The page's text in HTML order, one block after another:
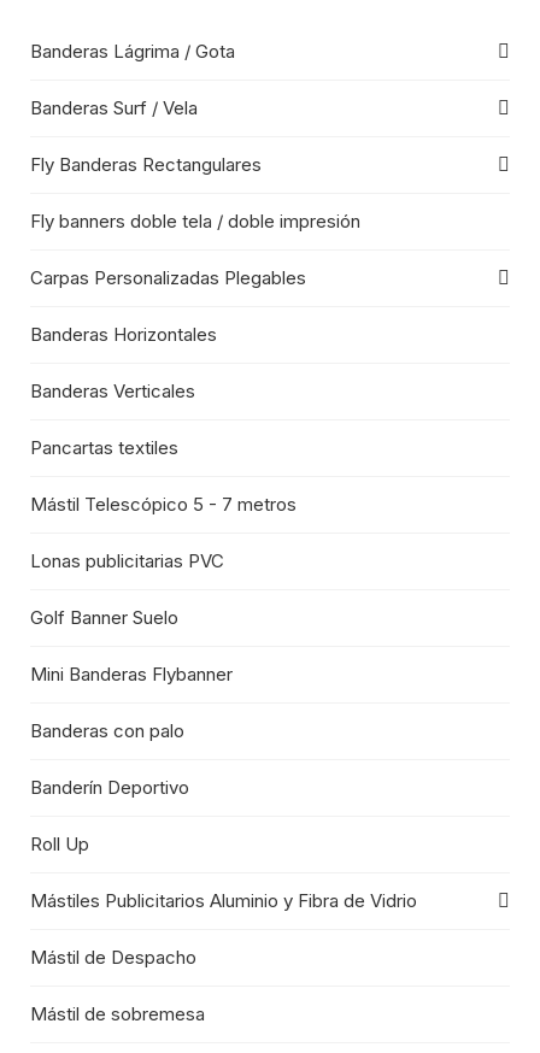
Banderas Lágrima / Gota
Banderas Surf / Vela
Fly Banderas Rectangulares
Fly banners doble tela / doble impresión
Carpas Personalizadas Plegables
Banderas Horizontales
Banderas Verticales
Pancartas textiles
Mástil Telescópico 5 - 7 metros
Lonas publicitarias PVC
Golf Banner Suelo
Mini Banderas Flybanner
Banderas con palo
Banderín Deportivo
Roll Up
Mástiles Publicitarios Aluminio y Fibra de Vidrio
Mástil de Despacho
Mástil de sobremesa